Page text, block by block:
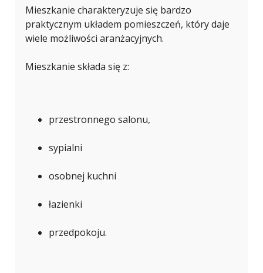
Mieszkanie charakteryzuje się bardzo
praktycznym układem pomieszczeń, który daje
wiele możliwości aranżacyjnych.
Mieszkanie składa się z:
przestronnego salonu,
sypialni
osobnej kuchni
łazienki
przedpokoju.